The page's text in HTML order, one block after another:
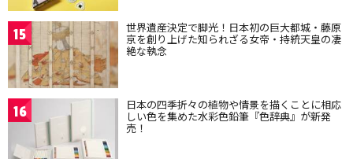
15 世界遺産決定で脚光！日本初の巨大都城・藤原
京を創り上げた知られざる女帝・持統天皇の凄
絶な執念
16 日本の四季折々の植物や情景を描くことに相応
しい色を集めた水彩色鉛筆『色辞典』が新発
売！